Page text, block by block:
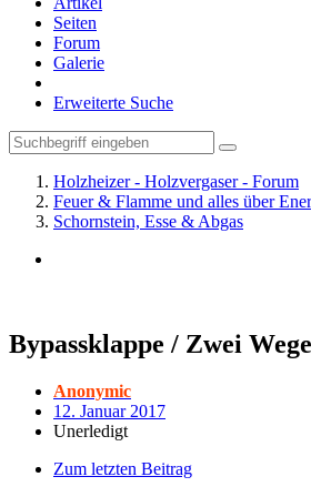
Seiten
Forum
Galerie
Erweiterte Suche
Holzheizer - Holzvergaser - Forum
Feuer & Flamme und alles über
Schornstein, Esse & Abgas
Bypassklappe / Zwei
Anonymic
12. Januar 2017
Unerledigt
Zum letzten Beitrag